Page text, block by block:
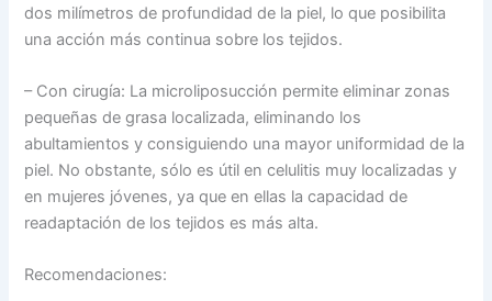
dos milímetros de profundidad de la piel, lo que posibilita
una acción más continua sobre los tejidos.
– Con cirugía: La microliposucción permite eliminar zonas
pequeñas de grasa localizada, eliminando los
abultamientos y consiguiendo una mayor uniformidad de la
piel. No obstante, sólo es útil en celulitis muy localizadas y
en mujeres jóvenes, ya que en ellas la capacidad de
readaptación de los tejidos es más alta.
Recomendaciones: